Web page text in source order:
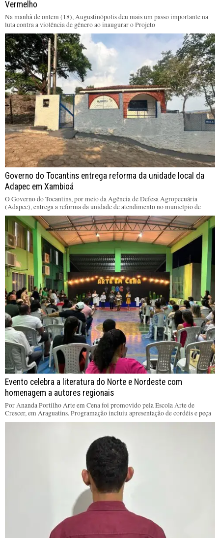
Vermelho
Na manhã de ontem (18), Augustinópolis deu mais um passo importante na
luta contra a violência de gênero ao inaugurar o Projeto
Governo do Tocantins entrega reforma da unidade local da
Adapec em Xambioá
O Governo do Tocantins, por meio da Agência de Defesa Agropecuária
(Adapec), entrega a reforma da unidade de atendimento no município de
Evento celebra a literatura do Norte e Nordeste com
homenagem a autores regionais
Por Ananda Portilho Arte em Cena foi promovido pela Escola Arte de
Crescer, em Araguatins. Programação incluiu apresentação de cordéis e peça